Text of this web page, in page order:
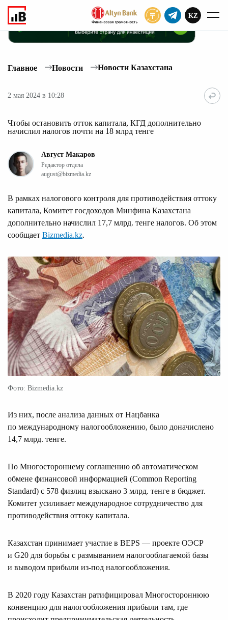
KZ
Главное Новости Новости Казахстана
2 мая 2024 в 10:28
Чтобы остановить отток капитала, КГД дополнительно
начислил налогов почти на 18 млрд тенге
Август Макаров
Редактор отдела
august@bizmedia.kz
В рамках налогового контроля для противодействия оттоку
капитала, Комитет госдоходов Минфина Казахстана
дополнительно начислил 17,7 млрд. тенге налогов. Об этом
сообщает Bizmedia.kz.
Фото: Bizmedia.kz
Из них, после анализа данных от Нацбанка
по международному налогообложению, было доначислено
14,7 млрд. тенге.
По Многостороннему соглашению об автоматическом
обмене финансовой информацией (Common Reporting
Standard) с 578 физлиц взыскано 3 млрд. тенге в бюджет.
Комитет усиливает международное сотрудничество для
противодействия оттоку капитала.
Казахстан принимает участие в BEPS — проекте ОЭСР
и G20 для борьбы с размыванием налогооблагаемой базы
и выводом прибыли из-под налогообложения.
В 2020 году Казахстан ратифицировал Многостороннюю
конвенцию для налогообложения прибыли там, где